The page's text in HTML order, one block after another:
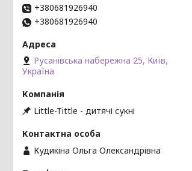
+380681926940
+380681926940
Русанівська набережна 25, Київ,
Україна
Little-Tittle - дитячі сукні
Кудикіна Ольга Олександрівна